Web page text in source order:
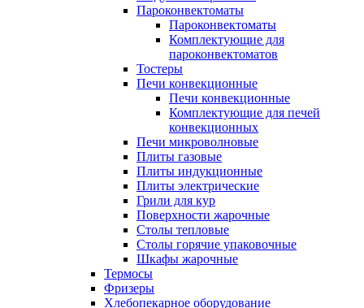
Пароконвектоматы
Пароконвектоматы
Комплектующие для
пароконвектоматов
Тостеры
Печи конвекционные
Печи конвекционные
Комплектующие для печей
конвекционных
Печи микроволновые
Плиты газовые
Плиты индукционные
Плиты электрические
Грили для кур
Поверхности жарочные
Столы тепловые
Столы горячие упаковочные
Шкафы жарочные
Термосы
Фризеры
Хлебопекарное оборудование